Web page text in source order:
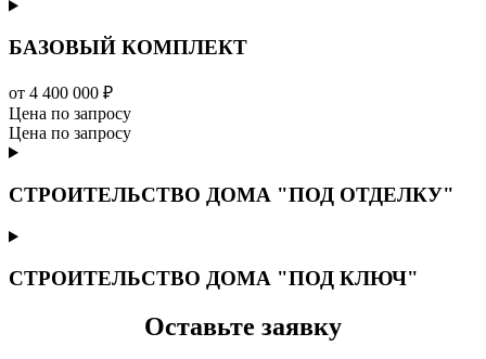
БАЗОВЫЙ КОМПЛЕКТ
от 4 400 000 ₽
Цена по запросу
Цена по запросу
СТРОИТЕЛЬСТВО ДОМА "ПОД ОТДЕЛКУ"
СТРОИТЕЛЬСТВО ДОМА "ПОД КЛЮЧ"
Оставьте заявку